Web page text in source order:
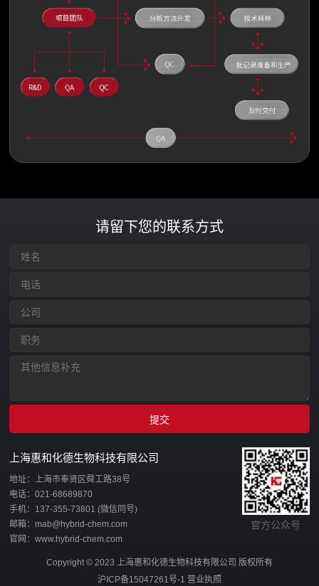
请留下您的联系方式
上海惠和化德生物科技有限公司
地址：上海市奉贤区舜工路38号
电话：021-68689870
手机：137-355-73801 (微信同号)
邮箱：mab@hybrid-chem.com
官网：www.hybrid-chem.com
官方公众号
Copyright © 2023 上海惠和化德生物科技有限公司 版权所有
沪ICP备15047261号-1 营业执照